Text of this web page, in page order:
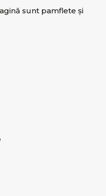
sunt pamflete şi